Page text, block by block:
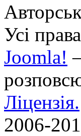
Усі
Joomla!
Ліцензія.
2006-